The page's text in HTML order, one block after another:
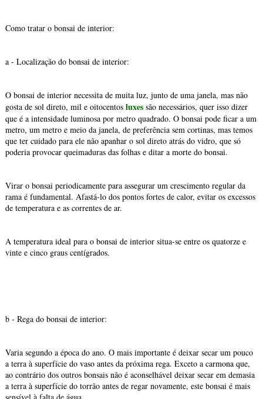
Como tratar o bonsai de interior:
a - Localização do bonsai de interior:
O bonsai de interior necessita de muita luz, junto de uma janela, mas não
gosta de sol direto, mil e oitocentos luxes são necessários, quer isso dizer
que é a intensidade luminosa por metro quadrado. O bonsai pode ficar a um
metro, um metro e meio da janela, de preferência sem cortinas, mas temos
que ter cuidado para ele não apanhar o sol direto atrás do vidro, que só
poderia provocar queimaduras das folhas e ditar a morte do bonsai.
Virar o bonsai periodicamente para assegurar um crescimento regular da
rama é fundamental. Afastá-lo dos pontos fortes de calor, evitar os excessos
de temperatura e as correntes de ar.
A temperatura ideal para o bonsai de interior situa-se entre os quatorze e
vinte e cinco graus centígrados.
b - Rega do bonsai de interior:
Varia segundo a época do ano. O mais importante é deixar secar um pouco
a terra à superfície do vaso antes da próxima rega. Exceto a carmona que,
ao contrário dos outros bonsais não é aconselhável deixar secar em demasia
a terra à superfície do torrão antes de regar novamente, este bonsai é mais